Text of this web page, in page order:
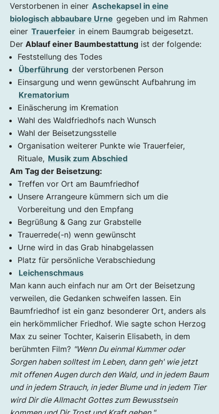
Verstorbenen in einer Aschekapsel in eine
biologisch abbaubare Urne gegeben und im Rahmen
einer Trauerfeier in einem Baumgrab beigesetzt.
Der Ablauf einer Baumbestattung ist der folgende:
Feststellung des Todes
Überführung der verstorbenen Person
Einsargung und wenn gewünscht Aufbahrung im
Krematorium
Einäscherung im Kremation
Wahl des Waldfriedhofs nach Wunsch
Wahl der Beisetzungsstelle
Organisation weiterer Punkte wie Trauerfeier,
Rituale, Musik zum Abschied
Am Tag der Beisetzung:
Treffen vor Ort am Baumfriedhof
Unsere Arrangeure kümmern sich um die
Vorbereitung und den Empfang
Begrüßung & Gang zur Grabstelle
Trauerrede(-n) wenn gewünscht
Urne wird in das Grab hinabgelassen
Platz für persönliche Verabschiedung
Leichenschmaus
Man kann auch einfach nur am Ort der Beisetzung
verweilen, die Gedanken schweifen lassen. Ein
Baumfriedhof ist ein ganz besonderer Ort, anders als
ein herkömmlicher Friedhof. Wie sagte schon Herzog
Max zu seiner Tochter, Kaiserin Elisabeth, in dem
berühmten Film? "Wenn Du einmal Kummer oder
Sorgen haben solltest im Leben, dann geh' wie jetzt
mit offenen Augen durch den Wald, und in jedem Baum
und in jedem Strauch, in jeder Blume und in jedem Tier
wird Dir die Allmacht Gottes zum Bewusstsein